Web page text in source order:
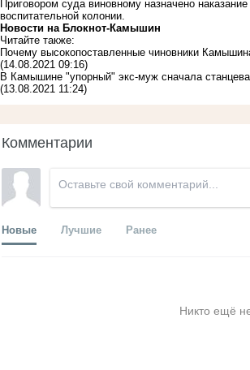
Приговором суда виновному назначено
воспитательной колонии.
Новости на Блoкнoт-Камышин
Читайте также:
Почему высокопоставленные чиновники
(14.08.2021 09:16)
В Камышине "упорный" экс-муж сначала
(13.08.2021 11:24)
Комментарии
Новые Лучшие Ранее
Никто ещё